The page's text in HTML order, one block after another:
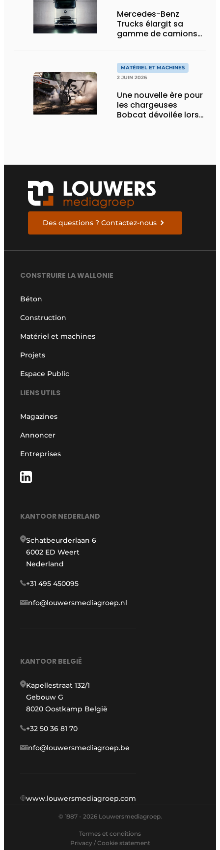
Mercedes-Benz
Trucks élargit sa
gamme de camions
eActros Lowliner
MATÉRIEL ET MACHINES
2 JUIN 2026
Une nouvelle ère pour
les chargeuses
Bobcat dévoilée lors
Des questions ? Contactez-nous
CONSTRUIRE LA WALLONIE
Béton
Construction
Matériel et machines
Projets
Espace Public
LIENS UTILS
Magazines
Annoncer
Entreprises
KANTOOR NEDERLAND
Schatbeurderlaan 6
6002 ED Weert
Nederland
+31 495 450095
info@louwersmediagroep.nl
KANTOOR BELGIË
Kapellestraat 132/1
Gebouw G
8020 Oostkamp België
+32 50 36 81 70
info@louwersmediagroep.be
www.louwersmediagroep.com
© 1987 - 2026 Louwersmediagroep.
Termes et conditions
Privacy / Cookie statement